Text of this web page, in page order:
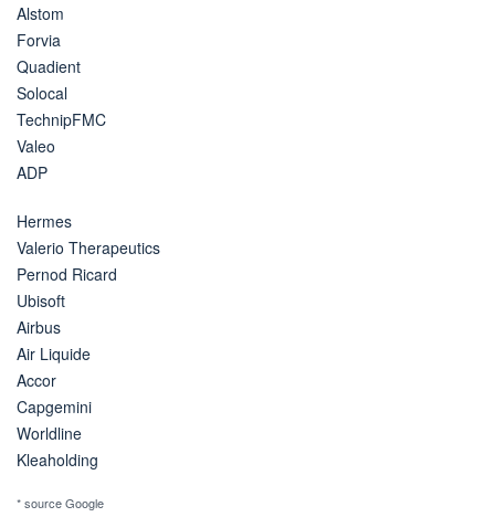
Alstom
Forvia
Quadient
Solocal
TechnipFMC
Valeo
ADP
Hermes
Valerio Therapeutics
Pernod Ricard
Ubisoft
Airbus
Air Liquide
Accor
Capgemini
Worldline
Kleaholding
* source Google